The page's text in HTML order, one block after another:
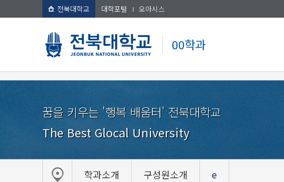
전북대학교 대학포털 오아시스
00학과
꿈을 키우는 '행복 배움터' 전북대학교
The Best Glocal University
학과소개 구성원소개 e